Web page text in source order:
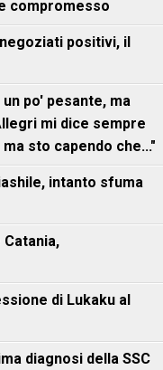
compromesso
positivi, il
po' pesante, ma
mi dice sempre
sto capendo che..."
intanto sfuma
Catania,
di Lukaku al
diagnosi della SSC